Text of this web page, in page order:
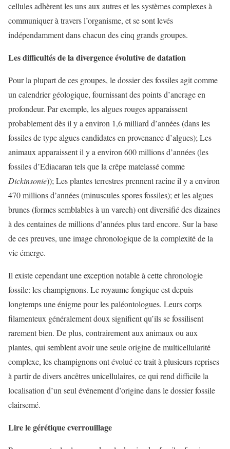
cellules adhèrent les uns aux autres et les systèmes complexes à
communiquer à travers l’organisme, et se sont levés
indépendamment dans chacun des cinq grands groupes.
Les difficultés de la divergence évolutive de datation
Pour la plupart de ces groupes, le dossier des fossiles agit comme
un calendrier géologique, fournissant des points d’ancrage en
profondeur. Par exemple, les algues rouges apparaissent
probablement dès il y a environ 1,6 milliard d’années (dans les
fossiles de type algues candidates en provenance d’algues); Les
animaux apparaissent il y a environ 600 millions d’années (les
fossiles d’Ediacaran tels que la crêpe matelassé comme
Dickinsonie)); Les plantes terrestres prennent racine il y a environ
470 millions d’années (minuscules spores fossiles); et les algues
brunes (formes semblables à un varech) ont diversifié des dizaines
à des centaines de millions d’années plus tard encore. Sur la base
de ces preuves, une image chronologique de la complexité de la
vie émerge.
Il existe cependant une exception notable à cette chronologie
fossile: les champignons. Le royaume fongique est depuis
longtemps une énigme pour les paléontologues. Leurs corps
filamenteux généralement doux signifient qu’ils se fossilisent
rarement bien. De plus, contrairement aux animaux ou aux
plantes, qui semblent avoir une seule origine de multicellularité
complexe, les champignons ont évolué ce trait à plusieurs reprises
à partir de divers ancêtres unicellulaires, ce qui rend difficile la
localisation d’un seul événement d’origine dans le dossier fossile
clairsemé.
Lire legérétiquecverrouillage